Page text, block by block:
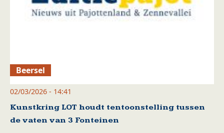
Beersel
02/03/2026 - 14:41
Kunstkring LOT houdt tentoonstelling tussen
de vaten van 3 Fonteinen